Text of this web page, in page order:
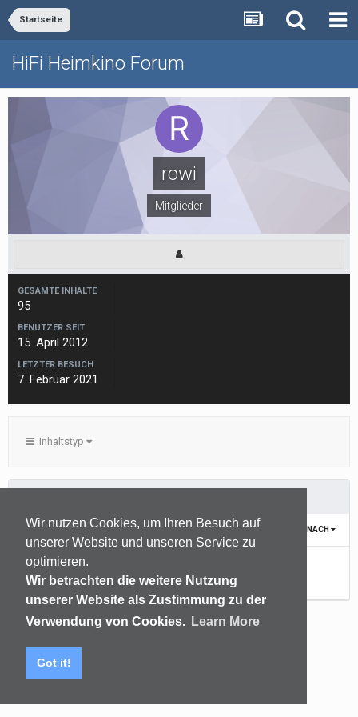
Wir nutzen Cookies, um Ihren Besuch auf
unserer Website und unseren Service zu
optimieren.
Wir betrachten die weitere Nutzung
unserer Website als Zustimmung zu der
Verwendung von Cookies. Learn More
Got it!
Startseite
HiFi Heimkino Forum
rowi
Mitglieder
GESAMTE INHALTE
95
BENUTZER SEIT
15. April 2012
LETZTER BESUCH
7. Februar 2021
Inhaltstyp
SORTIEREN NACH
Noch keine Inhalte vorhanden